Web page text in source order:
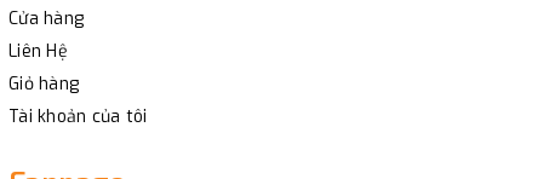
Cửa hàng
Liên Hệ
Giỏ hàng
Tài khoản của tôi